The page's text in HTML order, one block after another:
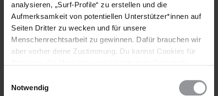
analysieren, „Surf-Profile“ zu erstellen und die
Aufmerksamkeit von potentiellen Unterstützer*innen auf
Seiten Dritter zu wecken und für unsere
Menschenrechtsarbeit zu gewinnen. Dafür brauchen wir
aber vorher deine Zustimmung. Du kannst Cookies für
wieder ändern. Diesen Banner kannst Du über den Link
Notwendig
Länder
Frankreich
Diskriminierung